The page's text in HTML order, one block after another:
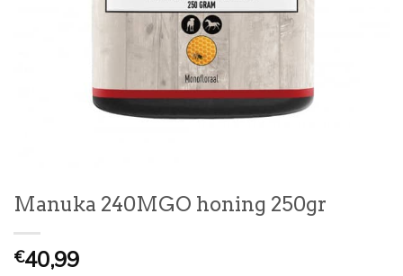
Manuka 240MGO honing 250gr
€40,99